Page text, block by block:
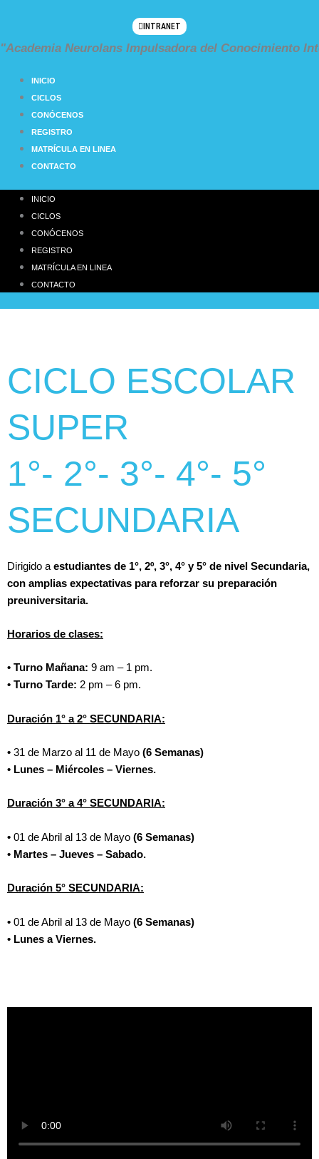
contenido
INTRANET
"Academia Neurolans Impulsadora del Conocimiento
INICIO
CICLOS
CONÓCENOS
REGISTRO
MATRÍCULA EN LINEA
CONTACTO
INICIO
CICLOS
CONÓCENOS
REGISTRO
MATRÍCULA EN LINEA
CONTACTO
CICLO ESCOLAR
SUPER
1°- 2°- 3°- 4°- 5°
SECUNDARIA
Dirigido a estudiantes de 1°, 2º, 3°, 4° y 5° de nivel Secundaria,
con amplias expectativas para reforzar su preparación
preuniversitaria.
Horarios de clases:
• Turno Mañana: 9 am – 1 pm.
• Turno Tarde: 2 pm – 6 pm.
Duración 1° a 2° SECUNDARIA:
• 31 de Marzo al 11 de Mayo (6 Semanas)
• Lunes – Miércoles – Viernes.
Duración 3° a 4° SECUNDARIA:
• 01 de Abril al 13 de Mayo (6 Semanas)
• Martes – Jueves – Sabado.
Duración 5° SECUNDARIA:
• 01 de Abril al 13 de Mayo (6 Semanas)
• Lunes a Viernes.